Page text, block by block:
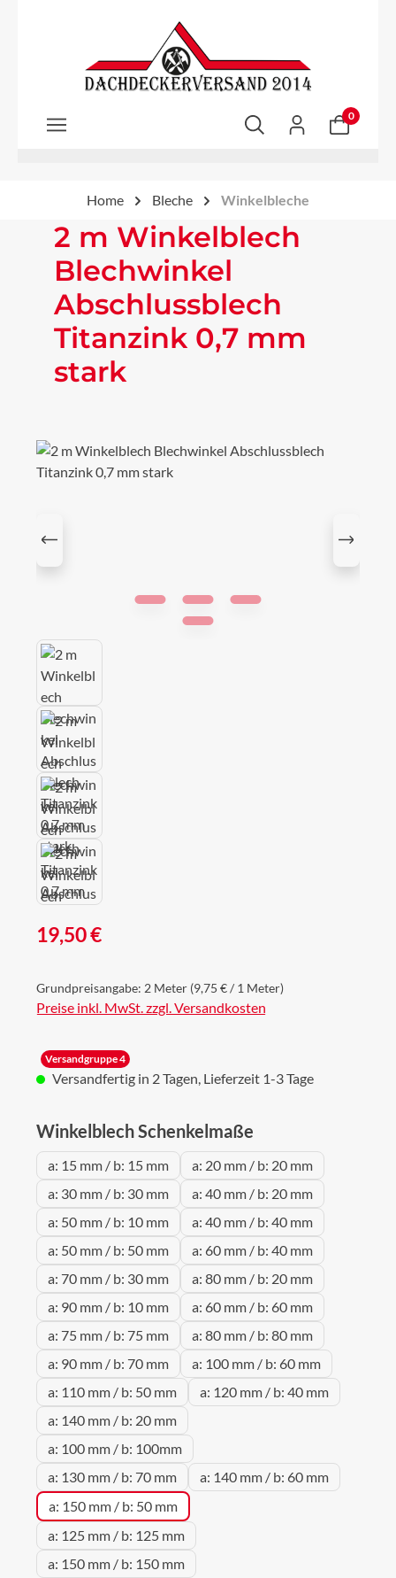
Zum Hauptinhalt springen
0
Home Bleche Winkelbleche
2 m Winkelblech
Blechwinkel
Abschlussblech
Titanzink 0,7 mm
stark
Bildergalerie überspringen
Regulärer Preis:
19,50 €
Grundpreisangabe: 2 Meter (9,75 € / 1 Meter)
Preise inkl. MwSt. zzgl. Versandkosten
Versandgruppe 4
Versandfertig in 2 Tagen, Lieferzeit 1-3 Tage
Winkelblech Schenkelmaße
a: 15 mm / b: 15 mm
a: 20 mm / b: 20 mm
a: 30 mm / b: 30 mm
a: 40 mm / b: 20 mm
a: 50 mm / b: 10 mm
a: 40 mm / b: 40 mm
a: 50 mm / b: 50 mm
a: 60 mm / b: 40 mm
a: 70 mm / b: 30 mm
a: 80 mm / b: 20 mm
a: 90 mm / b: 10 mm
a: 60 mm / b: 60 mm
a: 75 mm / b: 75 mm
a: 80 mm / b: 80 mm
a: 90 mm / b: 70 mm
a: 100 mm / b: 60 mm
a: 110 mm / b: 50 mm
a: 120 mm / b: 40 mm
a: 140 mm / b: 20 mm
a: 100 mm / b: 100mm
a: 130 mm / b: 70 mm
a: 140 mm / b: 60 mm
a: 150 mm / b: 50 mm
a: 125 mm / b: 125 mm
a: 150 mm / b: 150 mm